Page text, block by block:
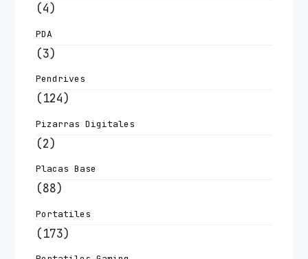
(4)
PDA
(3)
Pendrives
(124)
Pizarras Digitales
(2)
Placas Base
(88)
Portatiles
(173)